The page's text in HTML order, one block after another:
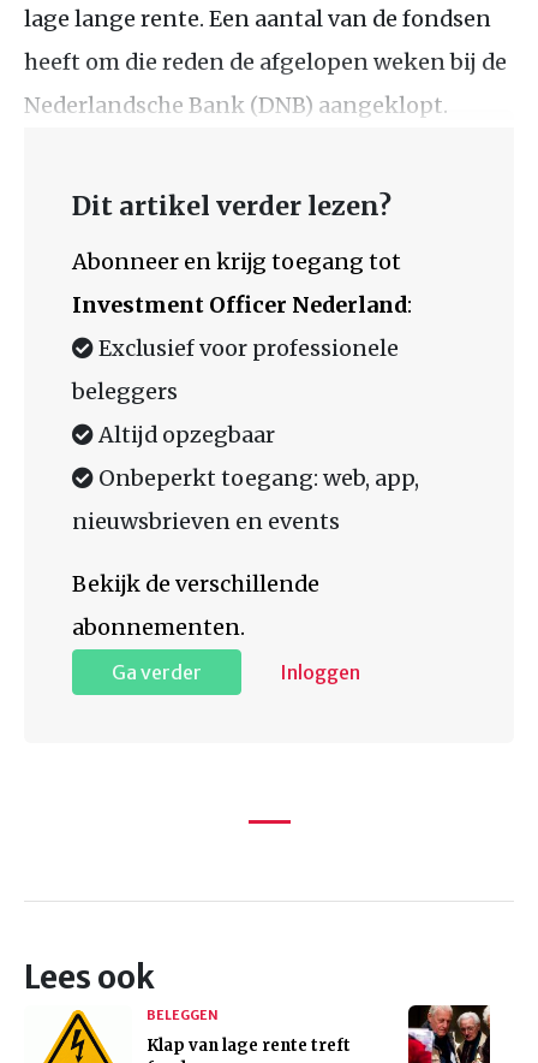
lage lange rente. Een aantal van de fondsen
heeft om die reden de afgelopen weken bij de
Nederlandsche Bank (DNB) aangeklopt.
Dit artikel verder lezen?
Abonneer en krijg toegang tot
Investment Officer Nederland:
Exclusief voor professionele
beleggers
Altijd opzegbaar
Onbeperkt toegang: web, app,
nieuwsbrieven en events
Bekijk de verschillende
abonnementen.
Ga verder Inloggen
Lees ook
BELEGGEN
Klap van lage rente treft